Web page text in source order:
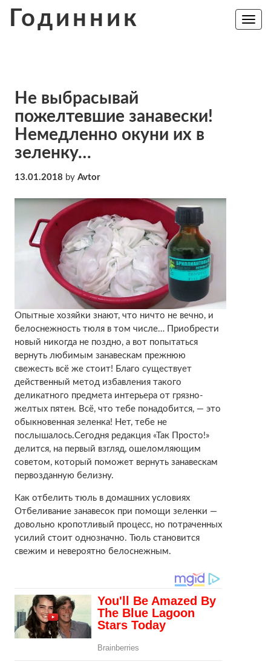
Годинник
Toggle
Не выбрасывай
пожелтевшие занавески!
Немедленно окуни их в
зеленку…
13.01.2018 by Avtor
Опытные хозяйки знают, что ничто не вечно, и
белоснежность тюля в том числе… Приобрести
новый никогда не поздно, а вот попытаться
вернуть любимым занавескам прежнюю
свежесть всё же стоит! Благо существует
действенный метод избавления такого
деликатного предмета интерьера от грязно-
желтых пятен. Всё, что тебе понадобится, — это
обыкновенная зеленка! Нет, тебе не
послышалось.Сегодня редакция «Так Просто!»
делится, на первый взгляд, ошеломляющим
советом, который поможет вернуть занавескам
первозданную белизну.
Как отбелить тюль в домашних условиях
Отбеливание занавесок при помощи зеленки —
довольно кропотливый процесс, но потраченных
усилий стоит однозначно. Тюль становится
свежим и невероятно белоснежным.